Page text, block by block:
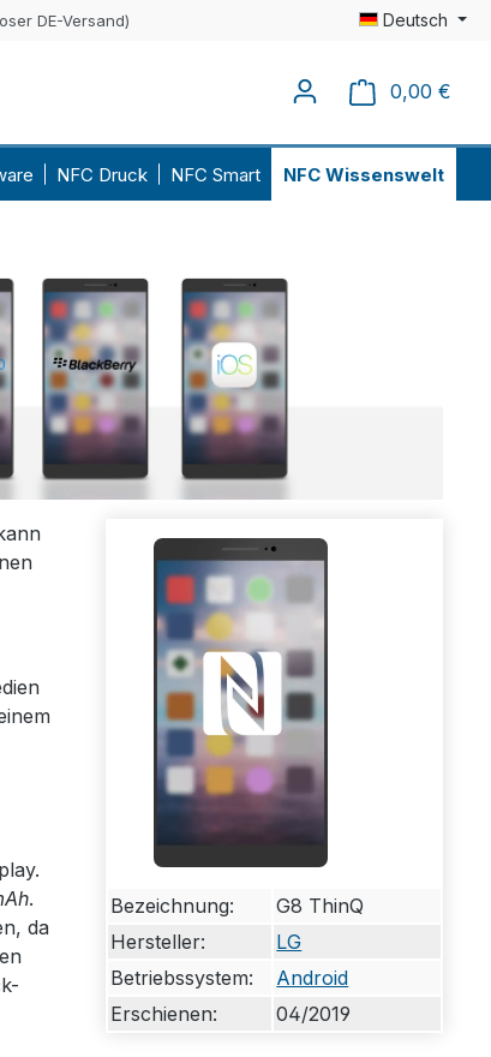
DE-Versand) Deutsch
0,00 €
NFC Druck NFC Smart NFC Wissenswelt
Bezeichnung:
G8 ThinQ
Hersteller:
LG
Betriebssystem:
Android
Erschienen:
04/2019
.
da